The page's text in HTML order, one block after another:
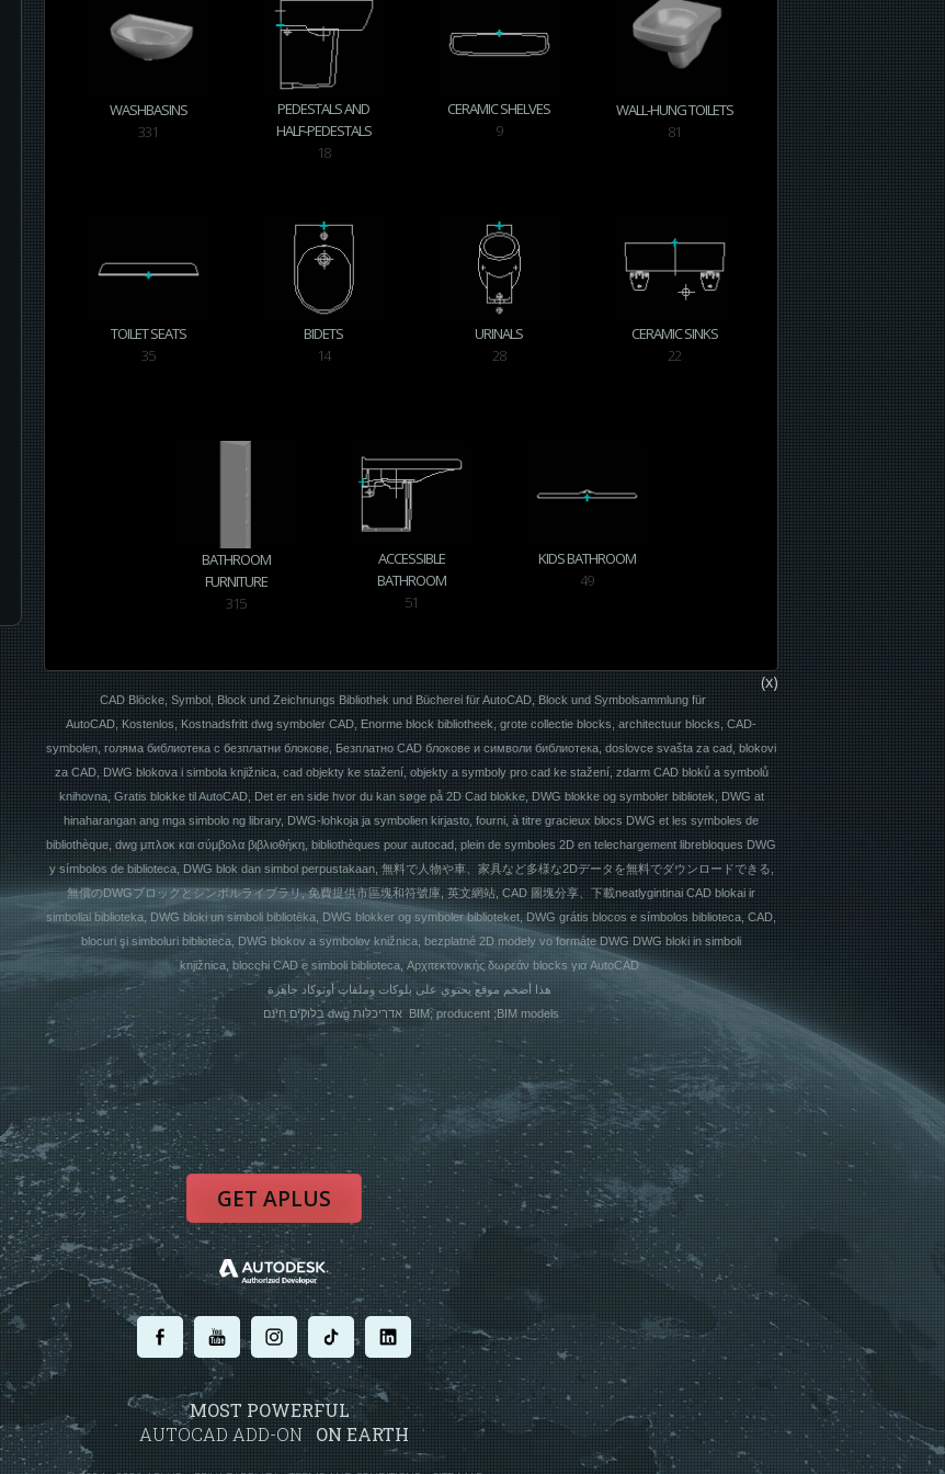
WASHBASINS
331
PEDESTALS AND
HALF-PEDESTALS
18
CERAMIC SHELVES
9
WALL-HUNG TOILETS
81
TOILET SEATS
35
BIDETS
14
URINALS
28
CERAMIC SINKS
22
BATHROOM
FURNITURE
315
ACCESSIBLE
BATHROOM
51
KIDS BATHROOM
49
(x)
CAD Blöcke, Symbol, Block und Zeichnungs Bibliothek und Bücherei für AutoCAD, Block und Symbolsammlung für
AutoCAD, Kostenlos, Kostnadsfritt dwg symboler CAD, Enorme block bibliotheek, grote collectie blocks, architectuur blocks, CAD-
symbolen, голяма библиотека с безплатни блокове, Безплатно CAD блокове и символи библиотека, doslovce svašta za cad, blokovi
za CAD, DWG blokova i simbola knjižnica, cad objekty ke stažení, objekty a symboly pro cad ke stažení, zdarm CAD bloků a symbolů
knihovna, Gratis blokke til AutoCAD, Det er en side hvor du kan søge på 2D Cad blokke, DWG blokke og symboler bibliotek, DWG at
hinaharangan ang mga simbolo ng library, DWG-lohkoja ja symbolien kirjasto, fourni, à titre gracieux blocs DWG et les symboles de
bibliothèque, dwg μπλοκ και σύμβολα βιβλιοθήκη, bibliothèques pour autocad, plein de symboles 2D en telechargement librebloques DWG
y símbolos de biblioteca, DWG blok dan simbol perpustakaan, 無料で人物や車、家具など多様な2Dデータを無料でダウンロードできる,
無償のDWGブロックとシンボルライブラリ, 免費提供市區塊和符號庫, 英文網站, CAD 圖塊分享、下載neatlygintinai CAD blokai ir
simboliai biblioteka, DWG bloki un simboli bibliotēka, DWG blokker og symboler biblioteket, DWG grátis blocos e símbolos biblioteca, CAD,
blocuri şi simboluri biblioteca, DWG blokov a symbolov knižnica, bezplatné 2D modely vo formáte DWG DWG bloki in simboli
knjižnica, blocchi CAD e simboli biblioteca, Αρχιτεκτονικής δωρεάν blocks για AutoCAD
בלוקים חינם dwg אדריכלות BIM; producent ;BIM models
GET APLUS
. . . . .
MOST POWERFUL
AUTOCAD ADD-ON ON EARTH